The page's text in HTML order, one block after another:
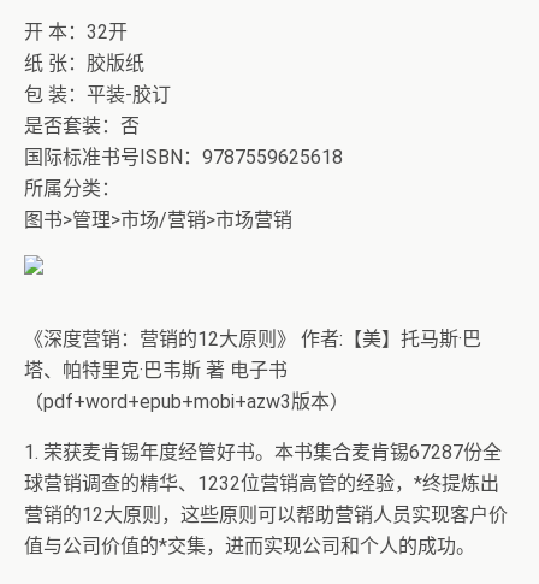
开 本：32开
纸 张：胶版纸
包 装：平装-胶订
是否套装：否
国际标准书号ISBN：9787559625618
所属分类：
图书>管理>市场/营销>市场营销
《深度营销：营销的12大原则》 作者:【美】托马斯·巴
塔、帕特里克·巴韦斯 著 电子书
（pdf+word+epub+mobi+azw3版本）
1. 荣获麦肯锡年度经管好书。本书集合麦肯锡67287份全
球营销调查的精华、1232位营销高管的经验，*终提炼出
营销的12大原则，这些原则可以帮助营销人员实现客户价
值与公司价值的*交集，进而实现公司和个人的成功。